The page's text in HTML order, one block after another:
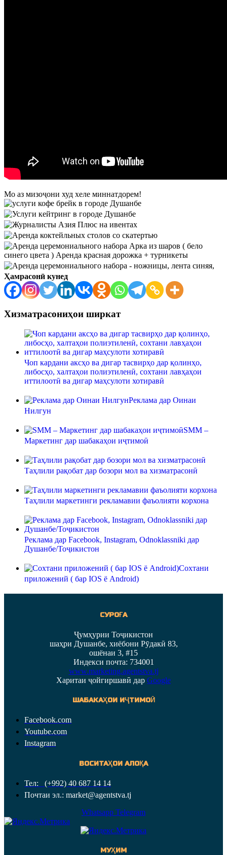
Мо аз мизоҷони худ хеле миннатдорем!
Ҳамрасонӣ кунед
Хизматрасониҳои ширкат
Чоп кардани аксҳо ва дигар тасвирҳо дар қолинҳо,
либосҳо, халтаҳои полиэтиленӣ, сохтани лавҳаҳои
иттилоотӣ ва дигар маҳсулоти хотиравӣ
Реклама дар Оинаи
Нилгун
SMM –
Маркетинг дар шабакаҳои иҷтимоӣ
Таҳлили рақобат дар бозори мол ва хизматрасонӣ
Таҳлили маркетинги рекламавии фаъолияти корхона
Реклама дар Facebook, Instagram, Odnoklassniki дар
Душанбе/Тоҷикистон
Сохтани
приложений ( бар IOS ё Android)
СУРОҒА
Ҷумҳурии Тоҷикистон
шаҳри Душанбе, хиёбони Рӯдакӣ 83,
ошёнаи 3, #15
Индекси почта: 734001
www.marketing.agentstva.tj
Харитаи ҷойгиршавӣ дар Google
ШАБАКАҲОИ ИҶТИМОӢ
Facebook.com
Youtube.com
Instagram
ВОСИТАҲОИ АЛОҚА
Тел: (+992) 40 687 14 14
Почтаи эл.: market@agentstva.tj
Whatsapp Telegram
МУҲИМ